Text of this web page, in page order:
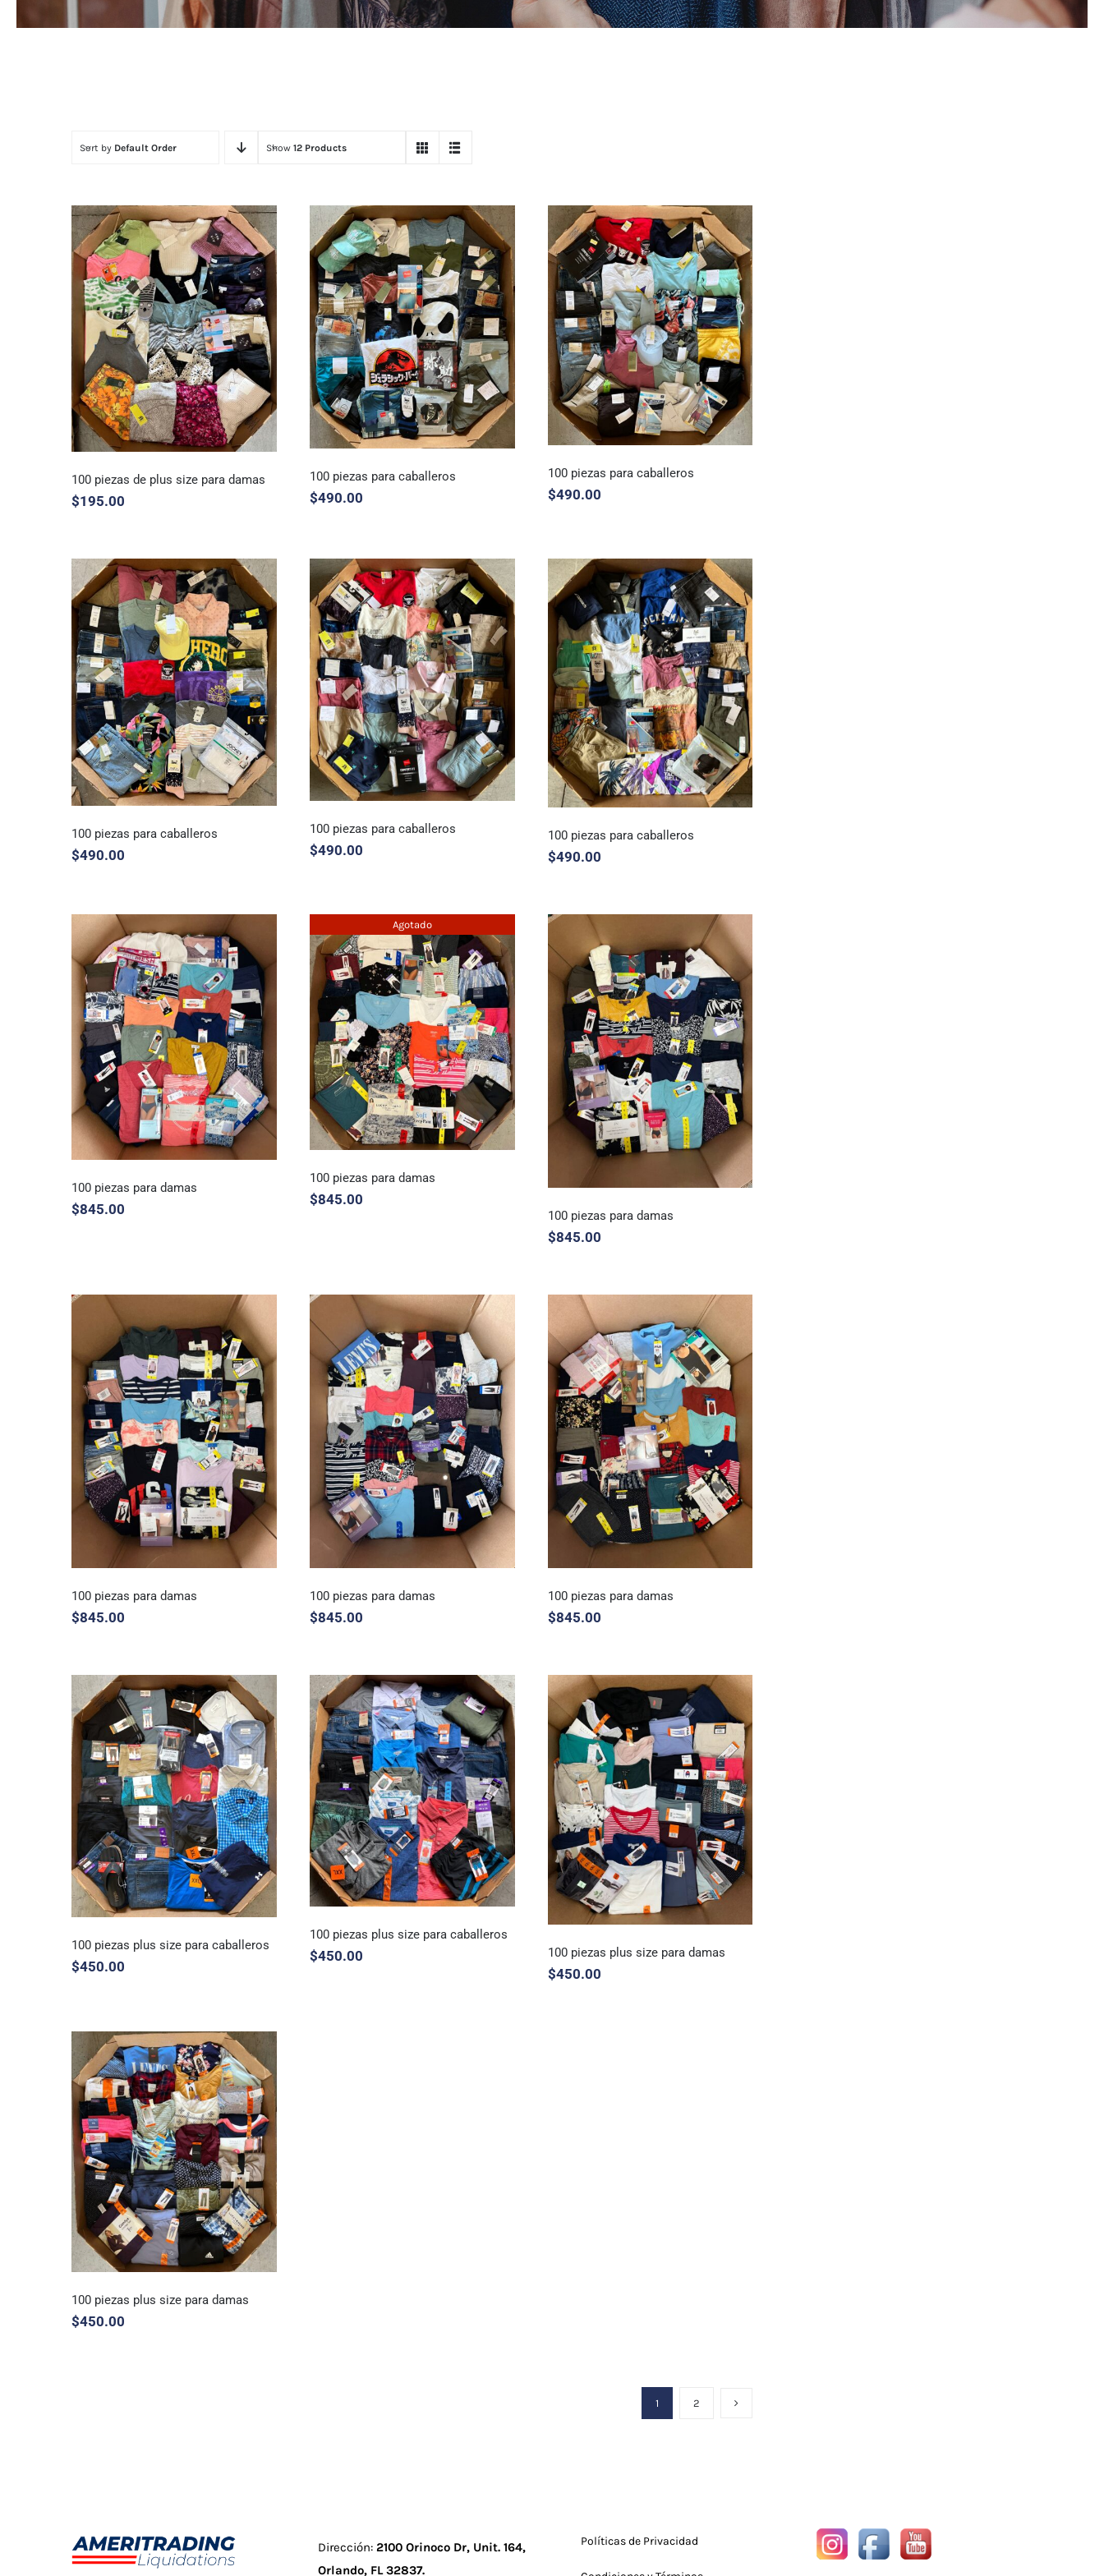
Sort by Default Order Show 12 Products
100 piezas de plus size
para damas
100 piezas de plus size para damas
$195.00
100 piezas para caballeros
100 piezas para caballeros
$490.00
100 piezas para caballeros
100 piezas para caballeros
$490.00
100 piezas para caballeros
100 piezas para caballeros
$490.00
100 piezas para caballeros
100 piezas para caballeros
$490.00
100 piezas para caballeros
100 piezas para caballeros
$490.00
100 piezas para damas
$845.00
Agotado
100 piezas para damas
$845.00
100 piezas para damas
100 piezas para damas
$845.00
100 piezas para damas
100 piezas para damas
$845.00
100 piezas para damas
100 piezas para damas
$845.00
100 piezas para damas
100 piezas para damas
$845.00
100 piezas plus size para
caballeros
100 piezas plus size para caballeros
$450.00
100 piezas plus size para caballeros
$450.00 100 piezas plus size para damas
$450.00
100 piezas plus size para damas
$450.00
1 2
Dirección: 2100 Orinoco Dr, Unit. 164,
Orlando, FL 32837.
Políticas de Privacidad